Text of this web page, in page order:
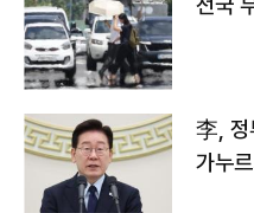
李, 정
가누